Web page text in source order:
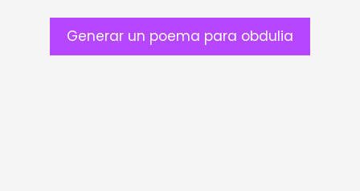
Generar un poema para obdulia